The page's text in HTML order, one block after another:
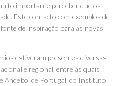
importante perceber que os
Este contacto com exemplos de
de inspiração para as novas
estiveram presentes diversas
e regional, entre as quais
Andebol de Portugal, do Instituto